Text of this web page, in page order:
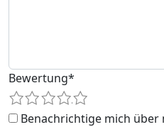
Bewertung*
4
3
2
1
Benachrichtige mich über